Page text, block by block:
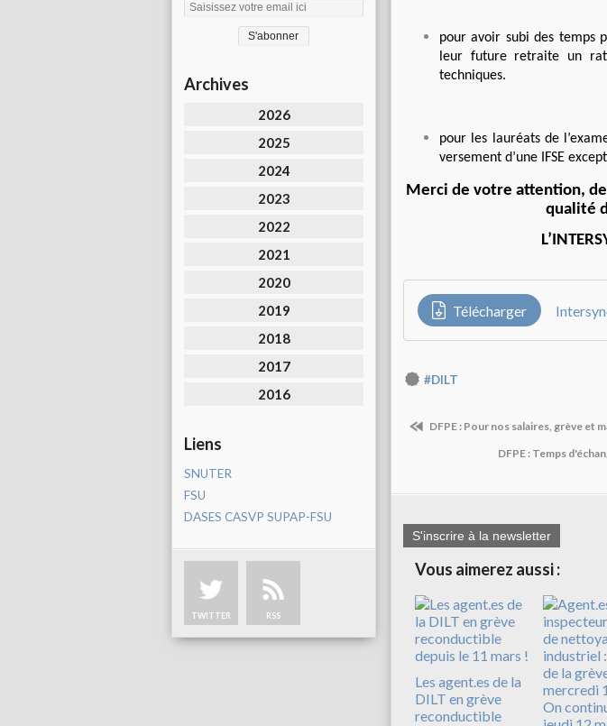
Archives
2026
2025
2024
2023
2022
2021
2020
2019
2018
2017
2016
Liens
SNUTER
FSU
DASES CASVP SUPAP-FSU
TWITTER RSS
pour avoir subi des temps
leur future retraite un
techniques.
pour les lauréats de
versement d’une IFSE
Merci de votre attention,
qualité
Télécharger
#DILT
DFPE : Pour nos salaires, grève et
DFPE : Temps
S'inscrire à la newsletter
Vous aimerez aussi :
Les agent.es de la
DILT en grève
reconductible